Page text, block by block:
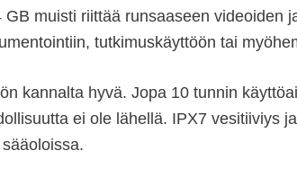
muisti riittää runsaaseen videoiden
tutkimuskäyttöön tai
kannalta hyvä. Jopa 10 tunnin
ei ole lähellä. IPX7 vesitiiviys